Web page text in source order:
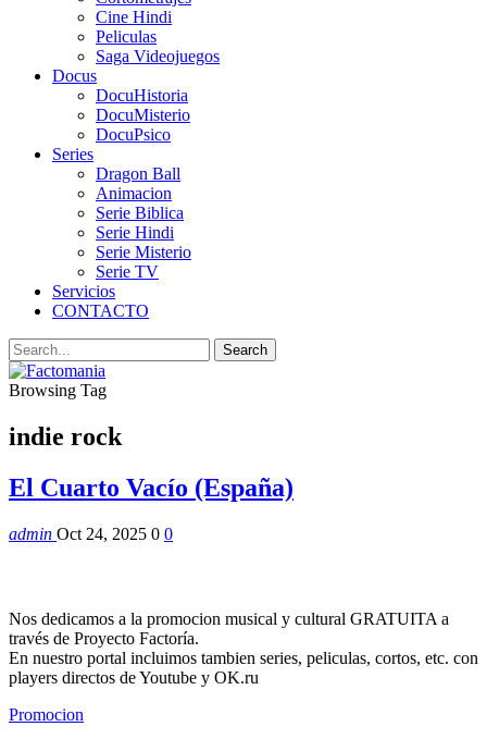
Cine Hindi
Peliculas
Saga Videojuegos
Docus
DocuHistoria
DocuMisterio
DocuPsico
Series
Dragon Ball
Animacion
Serie Biblica
Serie Hindi
Serie Misterio
Serie TV
Servicios
CONTACTO
Browsing Tag
indie rock
El Cuarto Vacío (España)
admin Oct 24, 2025 0 0
Nos dedicamos a la promocion musical y cultural GRATUITA a
través de Proyecto Factoría.
En nuestro portal incluimos tambien series, peliculas, cortos, etc. con
players directos de Youtube y OK.ru
Promocion